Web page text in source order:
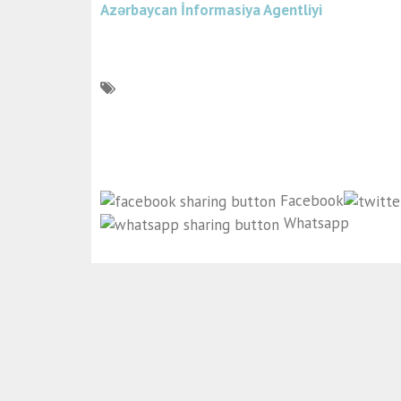
Azərbaycan İnformasiya Agentliyi
Facebook
Whatsapp